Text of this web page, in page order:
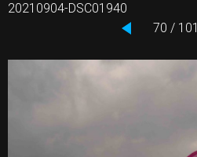
20210904-DSC01940
70 / 101